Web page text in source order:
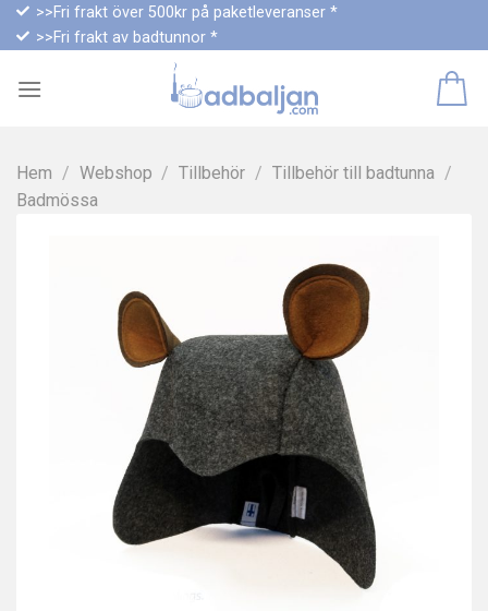
Skip >>Fri frakt över 500kr på paketleveranser *
>>Fri frakt av badtunnor *
Hem / Webshop / Tillbehör / Tillbehör till badtunna /
Badmössa